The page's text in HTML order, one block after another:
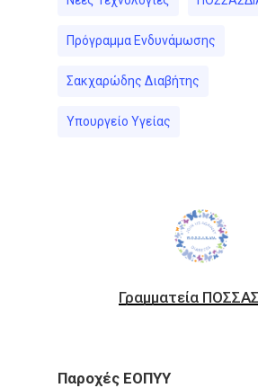
Πρόγραμμα Ενδυνάμωσης
Σακχαρώδης Διαβήτης
Υπουργείο Υγείας
Γραμματεία
Παροχές ΕΟΠΥΥ